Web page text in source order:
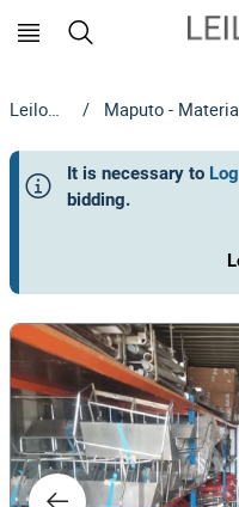
Leilosoc /
It is necessary to
bidding.